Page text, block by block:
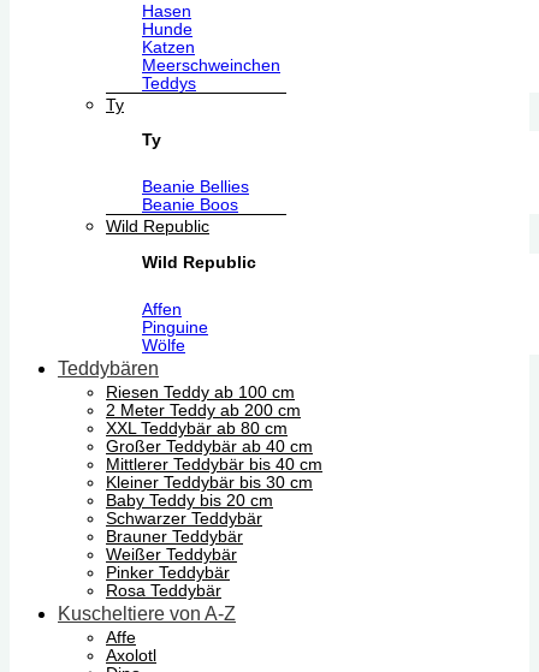
Hasen
Hunde
Katzen
Meerschweinchen
Teddys
Ty
Ty
Beanie Bellies
Beanie Boos
Wild Republic
Wild Republic
Affen
Pinguine
Wölfe
Teddybären
Riesen Teddy ab 100 cm
2 Meter Teddy ab 200 cm
XXL Teddybär ab 80 cm
Großer Teddybär ab 40 cm
Mittlerer Teddybär bis 40 cm
Kleiner Teddybär bis 30 cm
Baby Teddy bis 20 cm
Schwarzer Teddybär
Brauner Teddybär
Weißer Teddybär
Pinker Teddybär
Rosa Teddybär
Kuscheltiere von A-Z
Affe
Axolotl